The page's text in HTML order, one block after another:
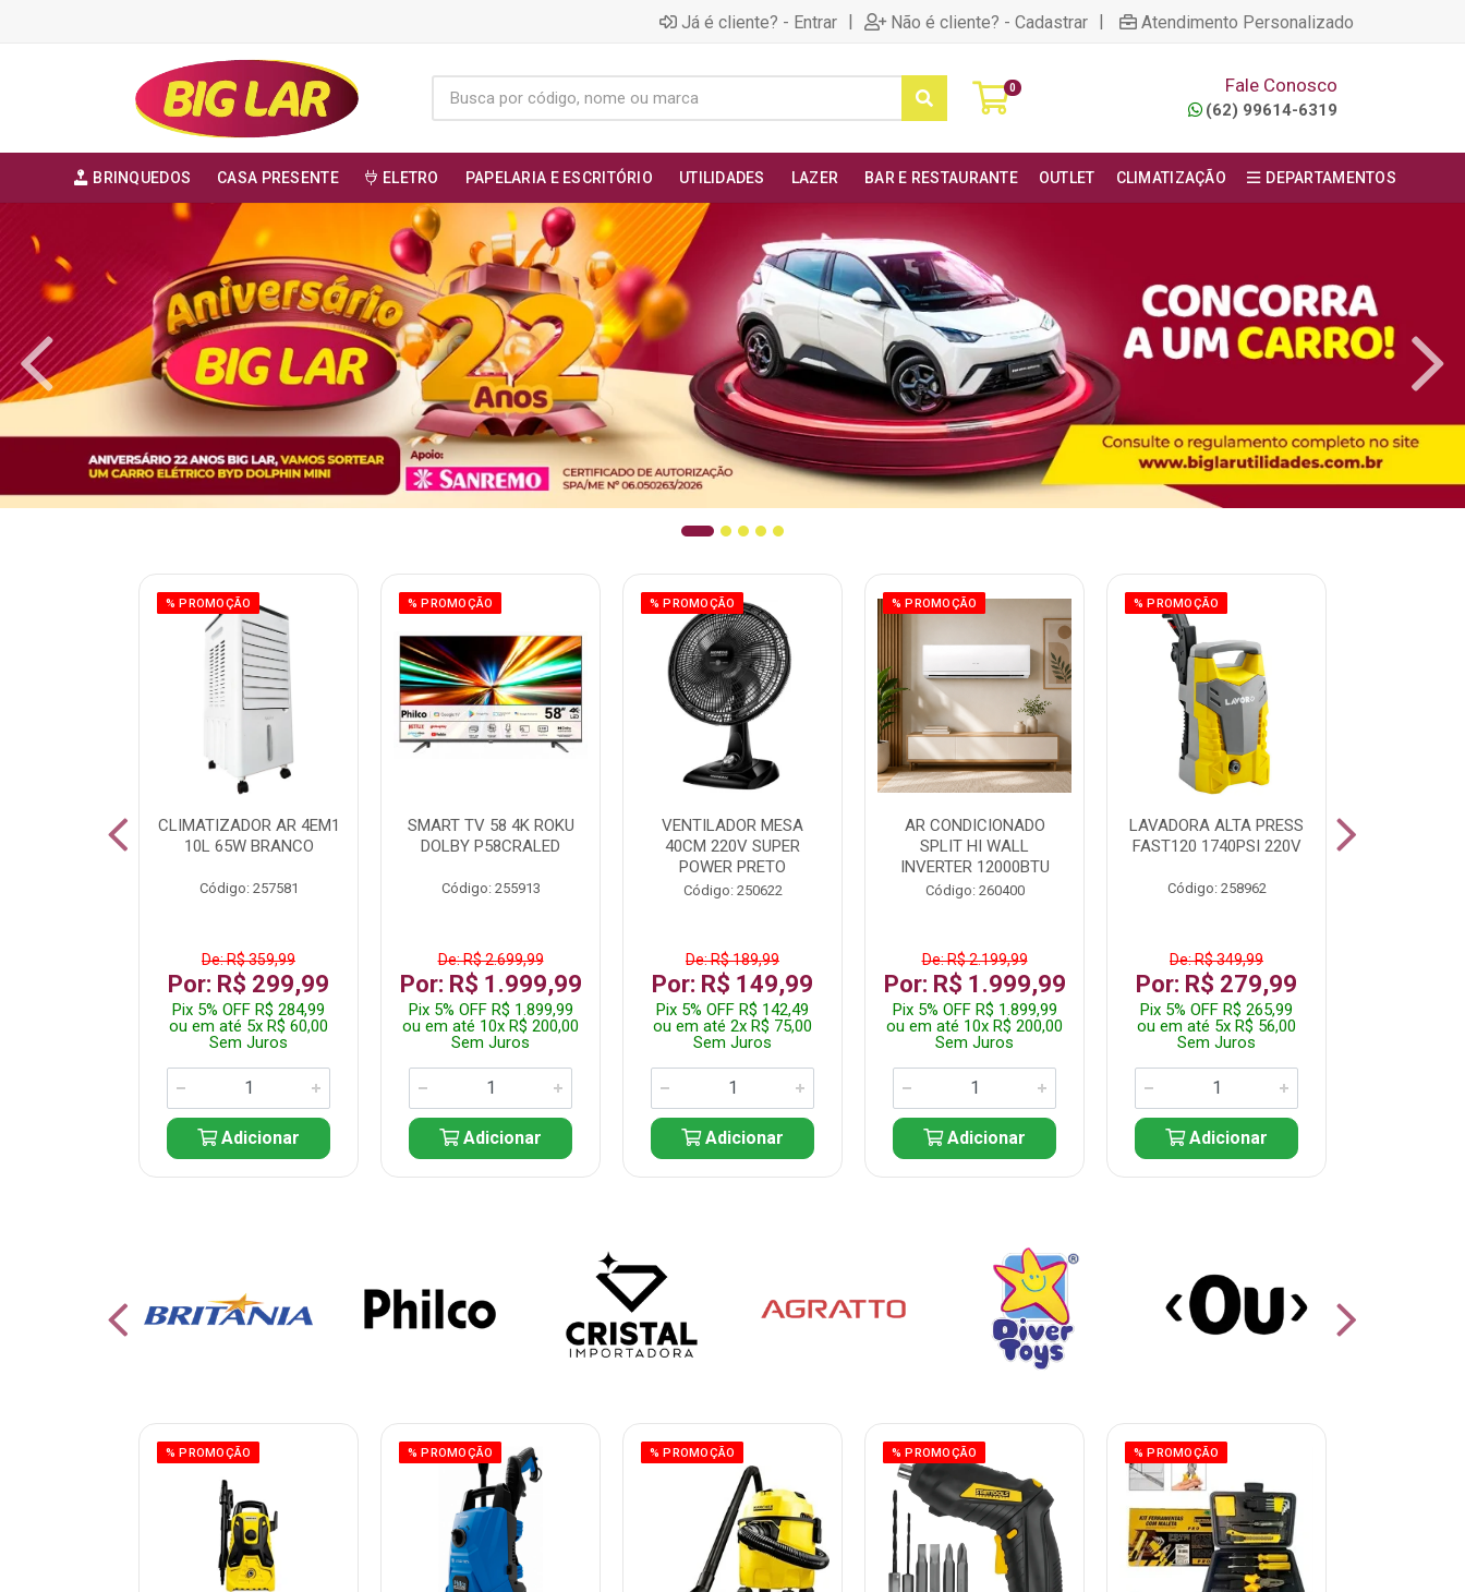
Já é cliente? - Entrar | Não é cliente? - Cadastrar | Atendimento Personalizado
0 Fale Conosco
(62) 99614-6319
BRINQUEDOS CASA PRESENTE ELETRO PAPELARIA E ESCRITÓRIO UTILIDADES LAZER BAR E RESTAURANTE OUTLET CLIMATIZAÇÃO DEPARTAMENTOS
% PROMOÇÃO
CLIMATIZADOR AR 4EM1
10L 65W BRANCO
Código: 257581
De: R$ 359,99
Por: R$ 299,99
Pix 5% OFF R$ 284,99
ou em até 5x R$ 60,00
Sem Juros
Adicionar
% PROMOÇÃO
SMART TV 58 4K ROKU
DOLBY P58CRALED
Código: 255913
De: R$ 2.699,99
Por: R$ 1.999,99
Pix 5% OFF R$ 1.899,99
ou em até 10x R$ 200,00
Sem Juros
Adicionar
% PROMOÇÃO
VENTILADOR MESA
40CM 220V SUPER
POWER PRETO
Código: 250622
De: R$ 189,99
Por: R$ 149,99
Pix 5% OFF R$ 142,49
ou em até 2x R$ 75,00
Sem Juros
Adicionar
% PROMOÇÃO
AR CONDICIONADO
SPLIT HI WALL
INVERTER 12000BTU
Código: 260400
De: R$ 2.199,99
Por: R$ 1.999,99
Pix 5% OFF R$ 1.899,99
ou em até 10x R$ 200,00
Sem Juros
Adicionar
% PROMOÇÃO
LAVADORA ALTA PRESS
FAST120 1740PSI 220V
Código: 258962
De: R$ 349,99
Por: R$ 279,99
Pix 5% OFF R$ 265,99
ou em até 5x R$ 56,00
Sem Juros
Adicionar
% PROMOÇÃO % PROMOÇÃO % PROMOÇÃO % PROMOÇÃO % PROMOÇÃO